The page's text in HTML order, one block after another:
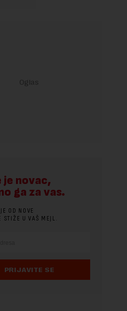
je novac,
ga za vas.
OD NOVE
STIŽE U VAŠ MEJL.
PRIJAVITE SE